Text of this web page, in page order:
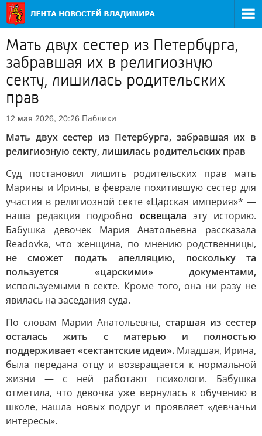
Мать двух сестер из Петербурга,
забравшая их в религиозную
секту, лишилась родительских
прав
12 мая 2026, 20:26 Паблики
Мать двух сестер из Петербурга, забравшая их в
религиозную секту, лишилась родительских прав
Cуд постановил лишить родительских прав мать
Марины и Ирины, в феврале похитившую сестер для
участия в религиозной секте «Царская империя»* —
наша редакция подробно освещала эту историю.
Бабушка девочек Мария Анатольевна рассказала
Readovka, что женщина, по мнению родственницы,
не сможет подать апелляцию, поскольку та
пользуется «царскими» документами,
используемыми в секте. Кроме того, она ни разу не
явилась на заседания суда.
По словам Марии Анатольевны, старшая из сестер
осталась жить с матерью и полностью
поддерживает «сектантские идеи». Младшая, Ирина,
была передана отцу и возвращается к нормальной
жизни — с ней работают психологи. Бабушка
отметила, что девочка уже вернулась к обучению в
школе, нашла новых подруг и проявляет «девчачьи
интересы».